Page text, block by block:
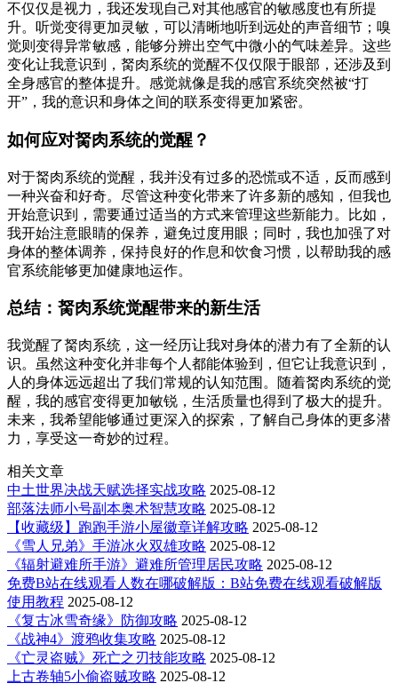
不仅仅是视力，我还发现自己对其他感官的敏感度也有所提
升。听觉变得更加灵敏，可以清晰地听到远处的声音细节；嗅
觉则变得异常敏感，能够分辨出空气中微小的气味差异。这些
变化让我意识到，胬肉系统的觉醒不仅仅限于眼部，还涉及到
全身感官的整体提升。感觉就像是我的感官系统突然被“打
开”，我的意识和身体之间的联系变得更加紧密。
如何应对胬肉系统的觉醒？
对于胬肉系统的觉醒，我并没有过多的恐慌或不适，反而感到
一种兴奋和好奇。尽管这种变化带来了许多新的感知，但我也
开始意识到，需要通过适当的方式来管理这些新能力。比如，
我开始注意眼睛的保养，避免过度用眼；同时，我也加强了对
身体的整体调养，保持良好的作息和饮食习惯，以帮助我的感
官系统能够更加健康地运作。
总结：胬肉系统觉醒带来的新生活
我觉醒了胬肉系统，这一经历让我对身体的潜力有了全新的认
识。虽然这种变化并非每个人都能体验到，但它让我意识到，
人的身体远远超出了我们常规的认知范围。随着胬肉系统的觉
醒，我的感官变得更加敏锐，生活质量也得到了极大的提升。
未来，我希望能够通过更深入的探索，了解自己身体的更多潜
力，享受这一奇妙的过程。
相关文章
中土世界决战天赋选择实战攻略 2025-08-12
部落法师小号副本奥术智慧攻略 2025-08-12
【收藏级】跑跑手游小屋徽章详解攻略 2025-08-12
《雪人兄弟》手游冰火双雄攻略 2025-08-12
《辐射避难所手游》避难所管理居民攻略 2025-08-12
免费B站在线观看人数在哪破解版：B站免费在线观看破解版
使用教程 2025-08-12
《复古冰雪奇缘》防御攻略 2025-08-12
《战神4》渡鸦收集攻略 2025-08-12
《亡灵盗贼》死亡之刃技能攻略 2025-08-12
上古卷轴5小偷盗贼攻略 2025-08-12